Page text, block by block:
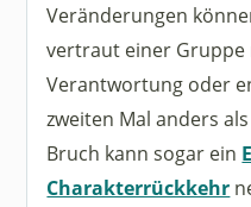
Veränderungen
vertraut einer
Verantwortung oder
zweiten Mal anders
Bruch kann sogar ein
Charakterrückkehr